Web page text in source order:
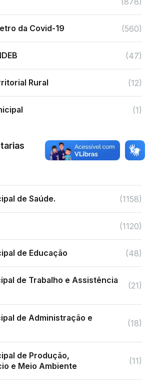
da Covid-19 (560)
(47)
Rural (12)
(1)
de Saúde. (1158)
(1120)
de Educação (48)
de Trabalho e Assistência
(21)
de Administração e
(18)
de Produção,
e Meio Ambiente
(11)